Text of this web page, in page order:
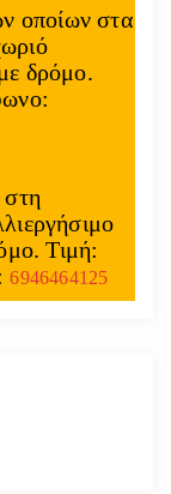
οποίων στα
δρόμο.
Τιμή:
6946464125